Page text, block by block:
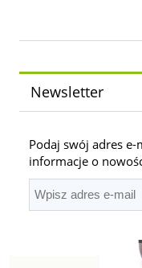
Newsletter
Podaj swój adres
informacje o